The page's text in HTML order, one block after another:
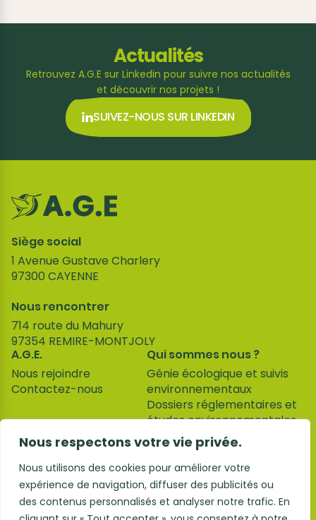
Nous respectons votre vie privée.
Nous utilisons des cookies pour améliorer votre
expérience de navigation, diffuser des publicités ou
des contenus personnalisés et analyser notre trafic. En
Actualités
Retrouvez A.G.E sur Linkedin pour suivre nos actualités
et découvrir nos projets !
SUIVEZ-NOUS SUR LINKEDIN
Siège social
1 Avenue Gustave Charlery
97300 CAYENNE
Nous rencontrer
714 route du Mahury
97354 REMIRE-MONTJOLY
A.G.E.
Nous rejoindre
Contactez-nous
Qui sommes nous ?
Génie écologique et suivis
environnementaux
Dossiers réglementaires et
études environnementales
Études naturalistes
Informations
Mentions légales
Politique de
confidentialité
Suivez-nous